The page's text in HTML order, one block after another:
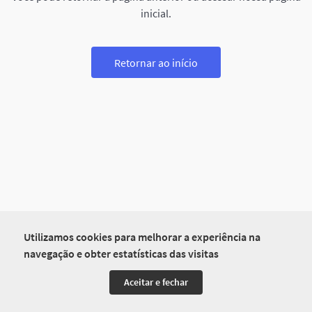
Utilizamos cookies para melhorar a experiência na
navegação e obter estatísticas das visitas
Aceitar e fechar
inicial.
Retornar ao início